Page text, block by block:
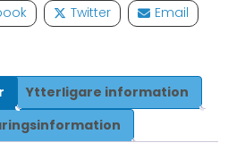
Twitter Email
Ytterligare information